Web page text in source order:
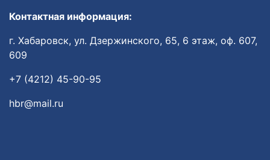
Контактная информация:
г. Хабаровск, ул. Дзержинского, 65, 6 этаж, оф. 607,
609
+7 (4212) 45-90-95
hbr@mail.ru